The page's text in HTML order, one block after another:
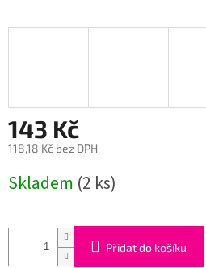
143 Kč
118,18 Kč bez DPH
cena:
Skladem (2 ks)
Přidat do košíku